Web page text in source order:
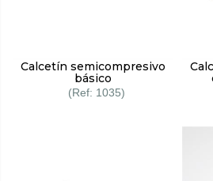
Calcetín semicompresivo
básico
1035